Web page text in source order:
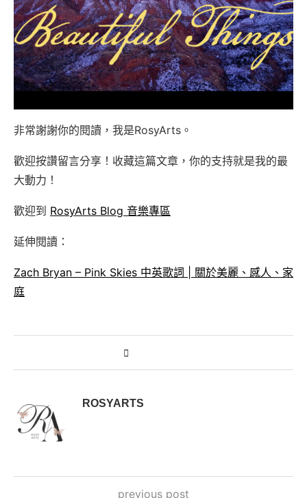
非常謝謝你的閱讀，我是RosyArts。
歡迎按讚留言分享！收藏這篇文章，你的支持就是我的最
大動力！
歡迎到 RosyArts Blog 音樂專區
延伸閱讀：
Zach Bryan – Pink Skies 中英歌詞 | 關於美麗、感人、家
庭
ROSYARTS
previous post